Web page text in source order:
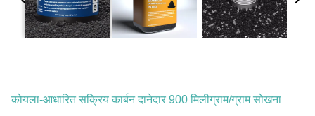
कोयला-आधारित सक्रिय कार्बन दानेदार 900 मिलीग्राम/ग्राम सोखना